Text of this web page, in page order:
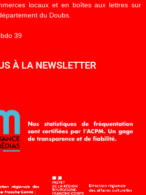
locaux et en boîtes aux lettres sur
du Doubs.
39
À LA NEWSLETTER